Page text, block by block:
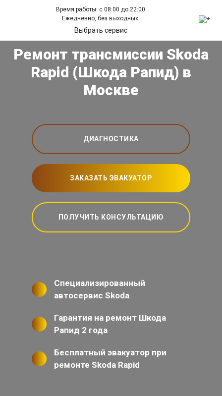
Время работы: с 08:00 до 22:00
Ежедневно, без выходных.
Выбрать сервис
Ремонт трансмиссии Skoda
Rapid (Шкода Рапид) в
Москве
ДИАГНОСТИКА
ЗАКАЗАТЬ ЭВАКУАТОР
ПОЛУЧИТЬ КОНСУЛЬТАЦИЮ
Специализированный
автосервис Skoda
Гарантия на ремонт Шкода
Рапид 2 года
Бесплатный эвакуатор при
ремонте Skoda Rapid